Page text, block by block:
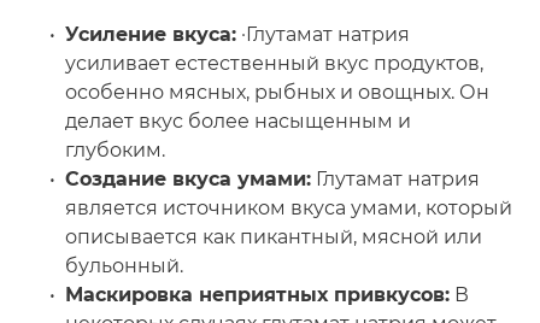
Усиление вкуса:·Глутамат натрия
усиливает естественный вкус продуктов,
особенно мясных, рыбных и овощных. Он
делает вкус более насыщенным и
глубоким.
Создание вкуса умами:Глутамат натрия
является источником вкуса умами, который
описывается как пикантный, мясной или
бульонный.
Маскировка неприятных привкусов:В